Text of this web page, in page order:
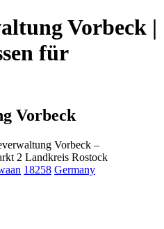
Vorbeck |
für
Vorbeck
Vorbeck –
2 Landkreis Rostock
18258 Germany